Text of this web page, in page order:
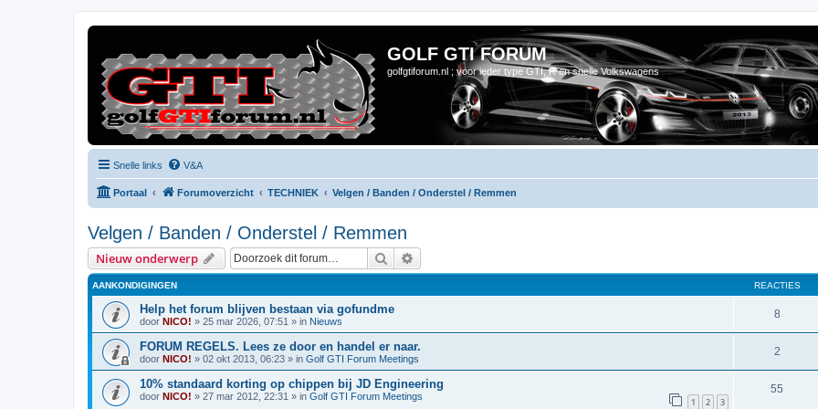
GOLF GTI FORUM
golfgtiforum.nl ; voor ieder type GTI, R en snelle Volkswagens
Snelle links V&A
Portaal Forumoverzicht TECHNIEK Velgen / Banden / Onderstel / Remmen
Velgen / Banden / Onderstel / Remmen
Nieuw onderwerp Zoek
AANKONDIGINGEN REACTIES
Help het forum blijven bestaan via gofundme
door NICO! » 25 mar 2026, 07:51 » in Nieuws
8
FORUM REGELS. Lees ze door en handel er naar.
door NICO! » 02 okt 2013, 06:23 » in Golf GTI Forum Meetings
2
10% standaard korting op chippen bij JD Engineering
door NICO! » 27 mar 2012, 22:31 » in Golf GTI Forum Meetings 1 2 3
55